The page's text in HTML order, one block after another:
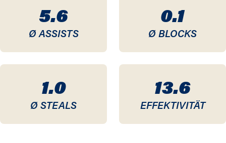
5.6
Ø ASSISTS
0.1
Ø BLOCKS
1.0
Ø STEALS
13.6
EFFEKTIVITÄT